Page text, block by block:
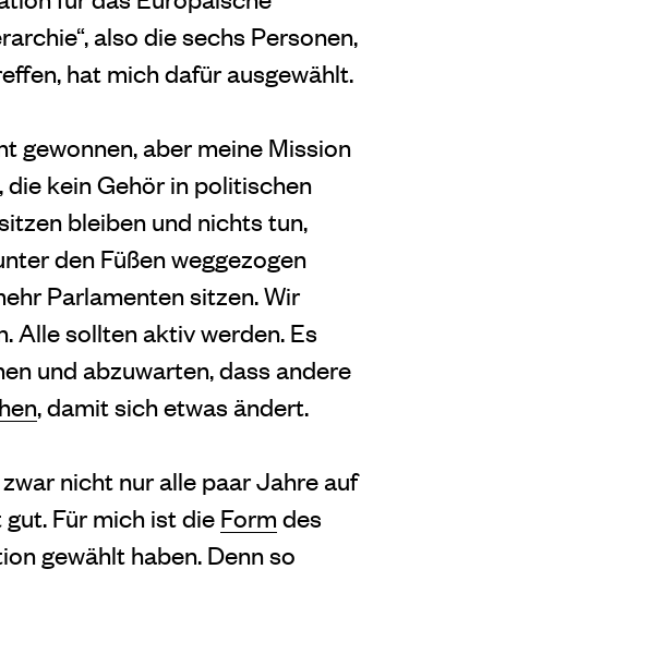
also die sechs Personen,
hat mich dafür ausgewählt.
gewonnen, aber meine Mission
kein Gehör in politischen
bleiben und nichts tun,
den Füßen weggezogen
Parlamenten sitzen. Wir
Alle sollten aktiv werden. Es
und abzuwarten, dass andere
, damit sich etwas ändert.
nicht nur alle paar Jahre auf
Für mich ist die Form des
gewählt haben. Denn so